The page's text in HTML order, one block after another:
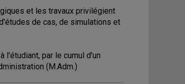
et les travaux privilégient
de cas, de simulations et
l'étudiant, par le cumul d'un
(M.Adm.)